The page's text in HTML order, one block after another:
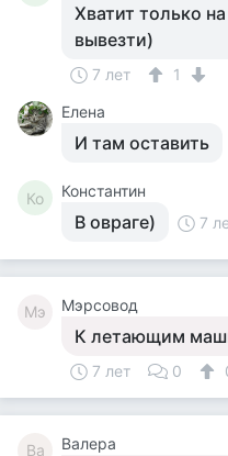
Хватит только
вывезти)
7 лет
1
Елена
И там оставить
Ко Константин
В овраге) 7
Мэ Мэрсовод
К летающим
7 лет 0
Ва Валера